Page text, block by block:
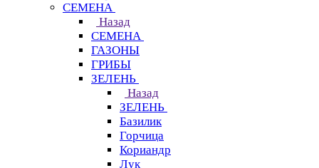
СЕМЕНА
Назад
СЕМЕНА
ГАЗОНЫ
ГРИБЫ
ЗЕЛЕНЬ
Назад
ЗЕЛЕНЬ
Базилик
Горчица
Кориандр
Лук